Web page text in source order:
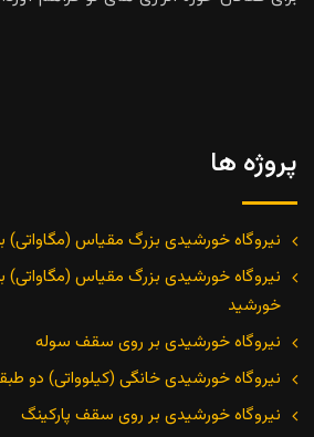
پروژه ها
نیروگاه خورشیدی بزرگ مقیاس (مگاواتی)
نیروگاه خورشیدی بزرگ مقیاس (مگاواتی)
خورشید
نیروگاه خورشیدی بر روی سقف سوله
نیروگاه خورشیدی خانگی (کیلوواتی) دو
نیروگاه خورشیدی بر روی سقف پارکینگ